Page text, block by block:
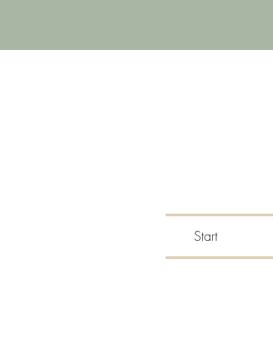
Start